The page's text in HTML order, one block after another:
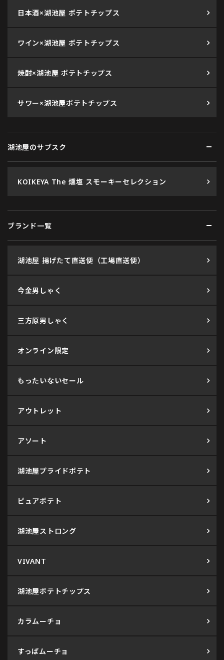
日本酒×湖池屋 ポテトチップス
ワイン×湖池屋 ポテトチップス
焼酎×湖池屋 ポテトチップス
サワー×湖池屋ポテトチップス
湖池屋のサブスク
KOIKEYA The 燻塩 スモーキーセレクション
ブランド一覧
湖池屋 揚げたて直送便（工場直送便）
今金男しゃく
三方原男しゃく
オンライン限定
もったいないセール
アウトレット
アソート
湖池屋プライドポテト
ピュアポテト
湖池屋ストロング
VIVANT
湖池屋ポテトチップス
カラムーチョ
すっぱムーチョ